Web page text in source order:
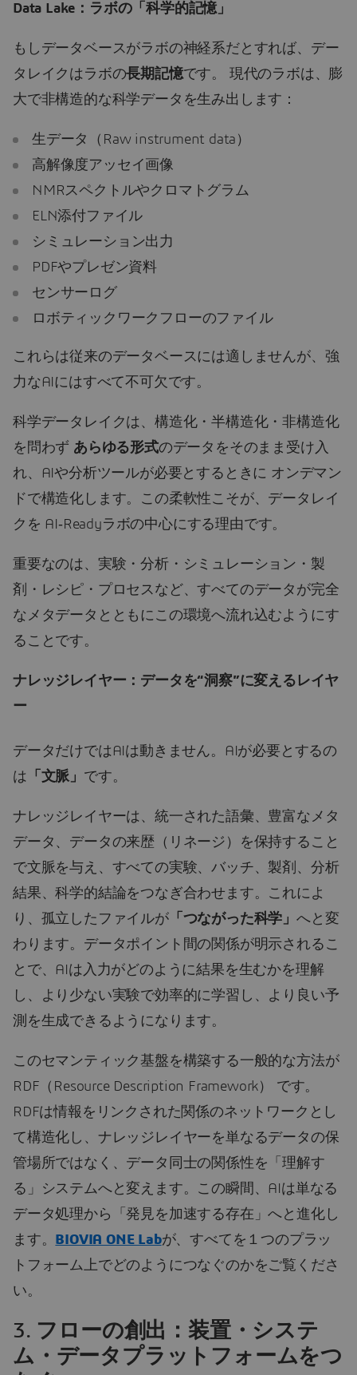
Data Lake ：ラボの「科学的記憶」
もしデータベースがラボの神経系だとすれば、デー
タレイクはラボの長期記憶です。 現代のラボは、膨
大で非構造的な科学データを生み出します：
生データ（Raw instrument data）
高解像度アッセイ画像
NMRスペクトルやクロマトグラム
ELN添付ファイル
シミュレーション出力
PDFやプレゼン資料
センサーログ
ロボティックワークフローのファイル
これらは従来のデータベースには適しませんが、強
力なAIにはすべて不可欠です。
科学データレイクは、構造化・半構造化・非構造化
を問わず あらゆる形式のデータをそのまま受け入
れ、AIや分析ツールが必要とするときに オンデマン
ドで構造化します。この柔軟性こそが、データレイ
クを AI‑Readyラボの中心にする理由です。
重要なのは、実験・分析・シミュレーション・製
剤・レシピ・プロセスなど、すべてのデータが完全
なメタデータとともにこの環境へ流れ込むようにす
ることです。
ナレッジレイヤー：データを“洞察”に変えるレイヤ
ー
データだけではAIは動きません。AIが必要とするの
は
「文脈」 です。
ナレッジレイヤーは、統一された語彙、豊富なメタ
データ、データの来歴（リネージ）を保持すること
で文脈を与え、すべての実験、バッチ、製剤、分析
結果、科学的結論をつなぎ合わせます。これによ
り、孤立したファイルが「つながった科学」へと変
わります。データポイント間の関係が明示されるこ
とで、AIは入力がどのように結果を生むかを理解
し、より少ない実験で効率的に学習し、より良い予
測を生成できるようになります。
このセマンティック基盤を構築する一般的な方法が
RDF（Resource Description Framework） です。
RDFは情報をリンクされた関係のネットワークとし
て構造化し、ナレッジレイヤーを単なるデータの保
管場所ではなく、データ同士の関係性を「理解す
る」システムへと変えます。この瞬間、AIは単なる
データ処理から「発見を加速する存在」へと進化し
ます。 BIOVIA ONE Labが、すべてを１つのプラッ
トフォーム上でどのようにつなぐのかをご覧くださ
い。
3. フローの創出：装置・システ
ム・データプラットフォームをつ